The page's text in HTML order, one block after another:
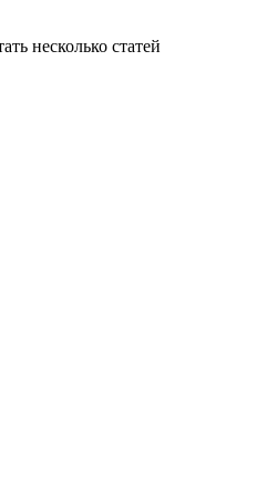
несколько статей